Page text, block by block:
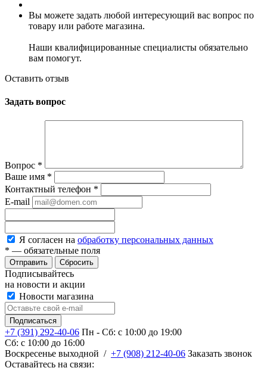
Вы можете задать любой интересующий вас вопрос по
товару или работе магазина.
Наши квалифицированные специалисты обязательно
вам помогут.
Оставить отзыв
Задать вопрос
Вопрос *
Ваше имя *
Контактный телефон *
E-mail
Я согласен на обработку персональных данных
* — обязательные поля
Сбросить
Подписывайтесь
на новости и акции
Новости магазина
+7 (391) 292-40-06 Пн - Сб: c 10:00 до 19:00
Сб: c 10:00 до 16:00
​Воскресенье выходной / +7 (908) 212-40-06 Заказать звонок
Оставайтесь на связи: